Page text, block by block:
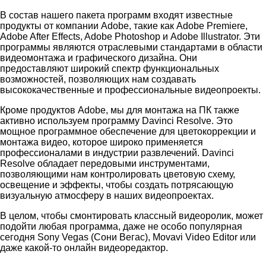
В состав нашего пакета программ входят известные
продукты от компании Adobe, такие как Adobe Premiere,
Adobe After Effects, Adobe Photoshop и Adobe Illustrator. Эти
программы являются отраслевыми стандартами в области
видеомонтажа и графического дизайна. Они
предоставляют широкий спектр функциональных
возможностей, позволяющих нам создавать
высококачественные и профессиональные видеопроекты.
Кроме продуктов Adobe, мы для монтажа на ПК также
активно используем программу Davinci Resolve. Это
мощное программное обеспечение для цветокоррекции и
монтажа видео, которое широко применяется
профессионалами в индустрии развлечений. Davinci
Resolve обладает передовыми инструментами,
позволяющими нам контролировать цветовую схему,
освещение и эффекты, чтобы создать потрясающую
визуальную атмосферу в наших видеопроектах.
В целом, чтобы смонтировать классный видеоролик, может
подойти любая программа, даже не особо популярная
сегодня Sony Vegas (Сони Вегас), Movavi Video Editor или
даже какой-то онлайн видеоредактор.